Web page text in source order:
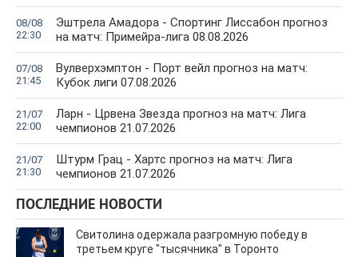
08/08
22:30
Эштрела Амадора - Спортинг Лиссабон прогноз
на матч: Примейра-лига 08.08.2026
07/08
21:45
Вулверхэмптон - Порт вейл прогноз на матч:
Кубок лиги 07.08.2026
21/07
22:00
Ларн - Црвена Звезда прогноз на матч: Лига
чемпионов 21.07.2026
21/07
21:30
Штурм Грац - Хартс прогноз на матч: Лига
чемпионов 21.07.2026
ПОСЛЕДНИЕ НОВОСТИ
Свитолина одержала разгромную победу в
третьем круге "тысячника" в Торонто